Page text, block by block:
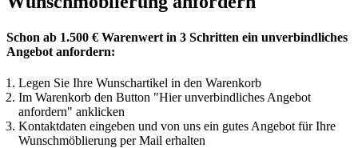
Schon ab 1.500 € Warenwert in 3 Schritten ein unverbindliches
Angebot anfordern:
Legen Sie Ihre Wunschartikel in den Warenkorb
Im Warenkorb den Button "Hier unverbindliches Angebot
anfordern" anklicken
Kontaktdaten eingeben und von uns ein gutes Angebot für Ihre
Wunschmöblierung per Mail erhalten